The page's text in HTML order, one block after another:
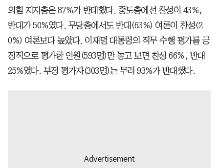
의힘 지지층은 87%가 반대했다. 중도층에선 찬성이 43%,
반대가 50%였다. 무당층에서도 반대(63%) 여론이 찬성(2
0%) 여론보다 높았다. 이재명 대통령의 직무 수행 평가를 긍
정적으로 평가한 인원(593명)만 놓고 보면 찬성 66%, 반대
25%였다. 부정 평가자(303명)는 무려 93%가 반대했다.